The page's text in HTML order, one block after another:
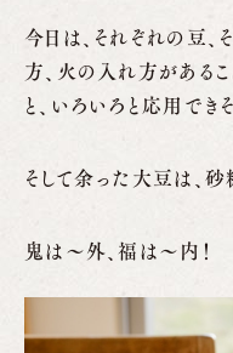
今日は、それぞれの豆、
方、火の入れ方があるこ
と、いろいろと応用できそ
そして余った大豆は、砂
鬼は〜外、福は〜内！